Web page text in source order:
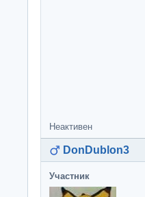
Неактивен
DonDublon3
Участник